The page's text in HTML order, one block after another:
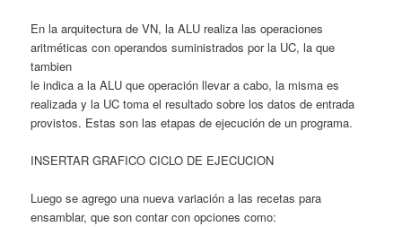
En la arquitectura de VN, la ALU realiza las operaciones
aritméticas con operandos suministrados por la UC, la que
tambien
le indica a la ALU que operación llevar a cabo, la misma es
realizada y la UC toma el resultado sobre los datos de entrada
provistos. Estas son las etapas de ejecución de un programa.
INSERTAR GRAFICO CICLO DE EJECUCION
Luego se agrego una nueva variación a las recetas para
ensamblar, que son contar con opciones como: